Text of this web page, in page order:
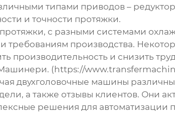
типами приводов –
и точности протяжки.
с разными системами
требованиям производства.
производительность и снизить
(https://
двухголовочные машины
а также отзывы клиентов. Они
решения для автоматизации